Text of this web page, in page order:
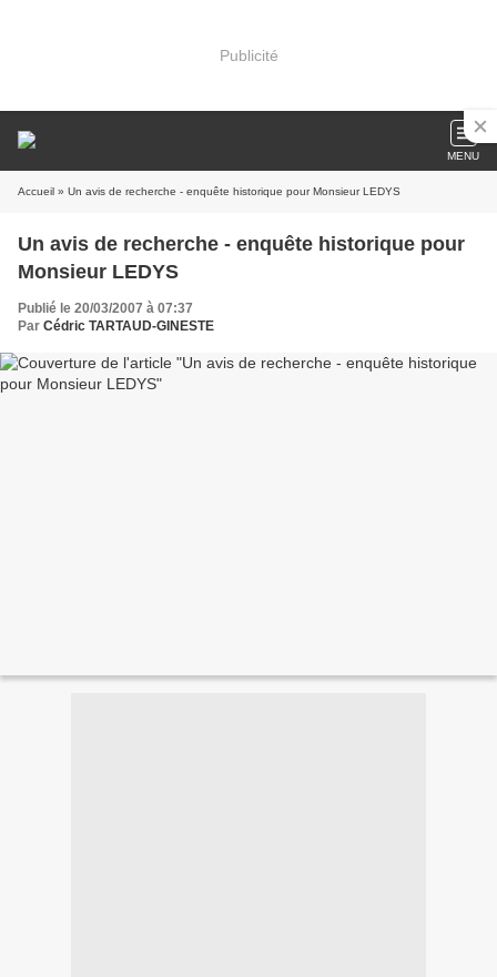
Publicité
MENU
Accueil » Un avis de recherche - enquête historique pour Monsieur LEDYS
Un avis de recherche - enquête historique pour
Monsieur LEDYS
Publié le 20/03/2007 à 07:37
Par Cédric TARTAUD-GINESTE